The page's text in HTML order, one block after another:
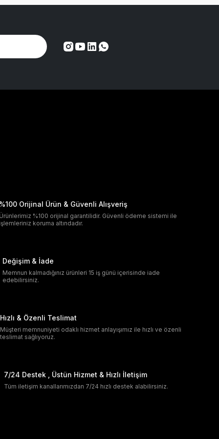
%100 Orijinal Ürün & Güvenli Alışveriş
Ürünlerimiz %100 orijinal garantilidir. Güvenli ödeme sistemi ile
işlemleriniz koruma altındadır.
Değişim & İade
Memnun kalmadığınız ürünleri 15 iş günü içerisinde iade
edebilirsiniz.
Hızlı & Özenli Teslimat
Müşteri memnuniyeti odaklı hizmet anlayışımız ile hızlı ve özenli
teslimat sağlıyoruz.
7/24 Destek , Üstün Hizmet & Hızlı İletişim
Tüm iletişim kanallarımızdan 7/24 hızlı destek alabilirsiniz.